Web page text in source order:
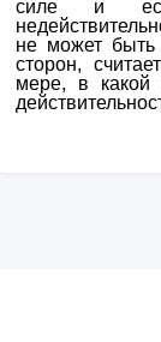
силе и
не может быть
сторон,
мере, в какой